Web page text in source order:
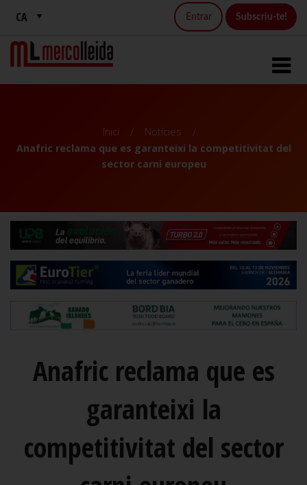
Entrar Subscriu-te!
Inici
Notícies
Anafric reclama que es garanteixi la competitivitat del
sector carni europeu
Anafric reclama que es
garanteixi la
competitivitat del sector